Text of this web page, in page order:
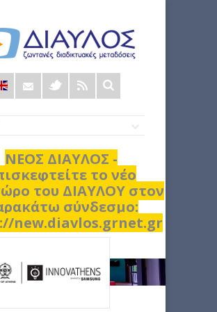
Φόρμα
αναζήτησης
ΝΕΟΣ ΔΙΑΥΛΟΣ -
το νέο
του ΔΙΑΥΛΟΥ στον
σύνδεσμο:
new.diavlos.grnet.gr